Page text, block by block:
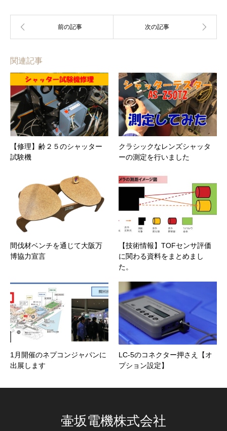
関連記事
【修理】齢２５のシャッター
試験機
クラシックなレンズシャッタ
ーの測定を行いました
間伐材ベンチを通じて大阪万
博協力宣言
【技術情報】TOFセンサ評価
に関わる資料をまとめまし
た。
1月開催のネプコンジャパンに
出展します
LC-5のコネクター押さえ【オ
プション設定】
壷坂電機株式会社